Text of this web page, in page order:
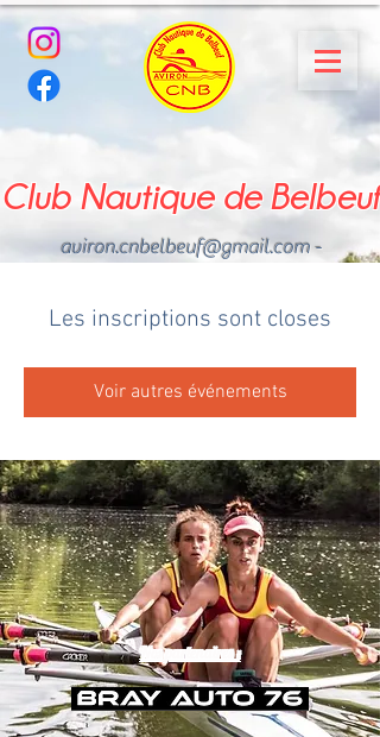
Club Nautique de Belbeuf
aviron.cnbelbeuf@gmail.com-
Les inscriptions sont closes
Voir autres événements
Nos partenaires :